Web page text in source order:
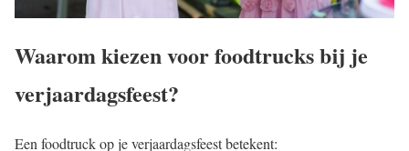
Waarom kiezen voor foodtrucks bij je
verjaardagsfeest?
Een foodtruck op je verjaardagsfeest betekent: